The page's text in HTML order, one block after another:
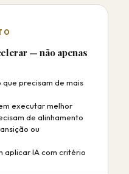
— não apenas
que precisam de mais
executar melhor
de alinhamento
ou
aplicar IA com critério